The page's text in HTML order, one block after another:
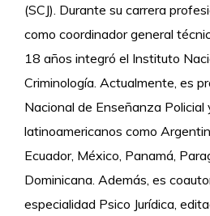
(SCJ). Durante su carrera
como coordinador general
18 años integró el Instituto
Criminología. Actualmente, es
Nacional de Enseñanza
latinoamericanos como
Ecuador, México, Panamá,
Dominicana. Además, es
especialidad Psico Jurídica,